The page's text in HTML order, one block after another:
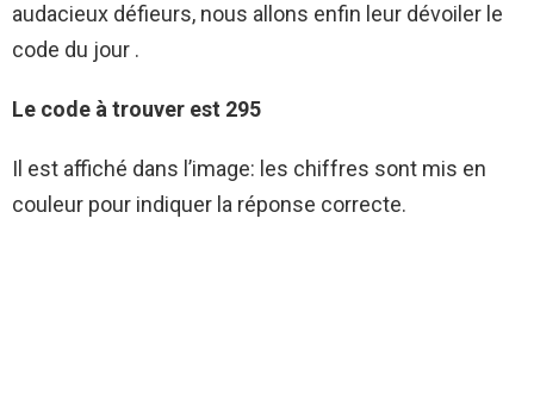
audacieux défieurs, nous allons enfin leur dévoiler le
code du jour .
Le code à trouver est 295
Il est affiché dans l’image: les chiffres sont mis en
couleur pour indiquer la réponse correcte.